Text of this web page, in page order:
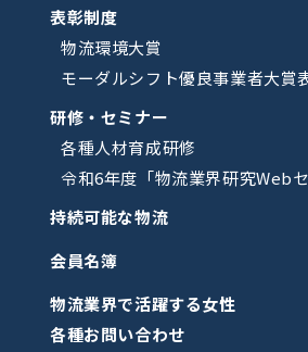
表彰制度
物流環境大賞
モーダルシフト優良事業者大賞
研修・セミナー
各種人材育成研修
令和6年度「物流業界研究Webセ
持続可能な物流
会員名簿
物流業界で活躍する女性
各種お問い合わせ